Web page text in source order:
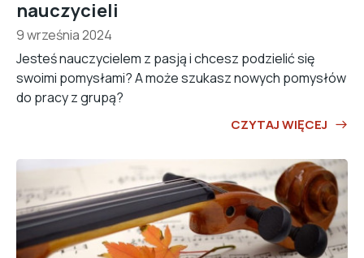
nauczycieli
9 września 2024
Jesteś nauczycielem z pasją i chcesz podzielić się
swoimi pomysłami? A może szukasz nowych pomysłów
do pracy z grupą?
CZYTAJ WIĘCEJ